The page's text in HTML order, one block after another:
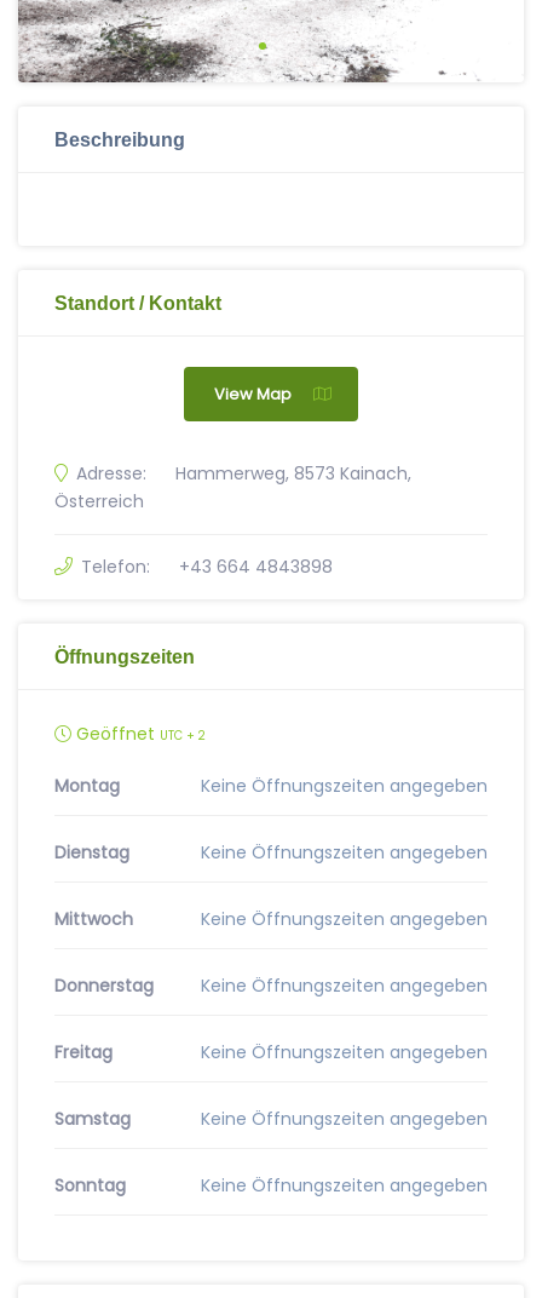
Beschreibung
Standort / Kontakt
View Map
Adresse:
Hammerweg, 8573 Kainach,
Österreich
Telefon: +43 664 4843898
Öffnungszeiten
Geöffnet UTC + 2
Montag Keine Öffnungszeiten angegeben
Dienstag Keine Öffnungszeiten angegeben
Mittwoch Keine Öffnungszeiten angegeben
Donnerstag Keine Öffnungszeiten angegeben
Freitag Keine Öffnungszeiten angegeben
Samstag Keine Öffnungszeiten angegeben
Sonntag Keine Öffnungszeiten angegeben